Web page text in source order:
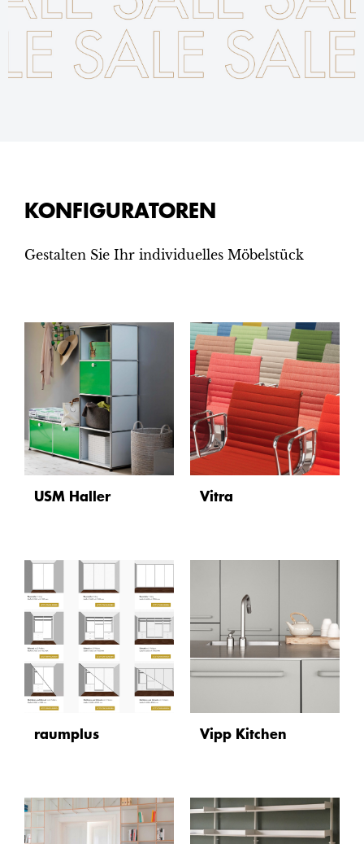
KONFIGURATOREN
Gestalten Sie Ihr individuelles Möbelstück
USM Haller Vitra
raumplus Vipp Kitchen